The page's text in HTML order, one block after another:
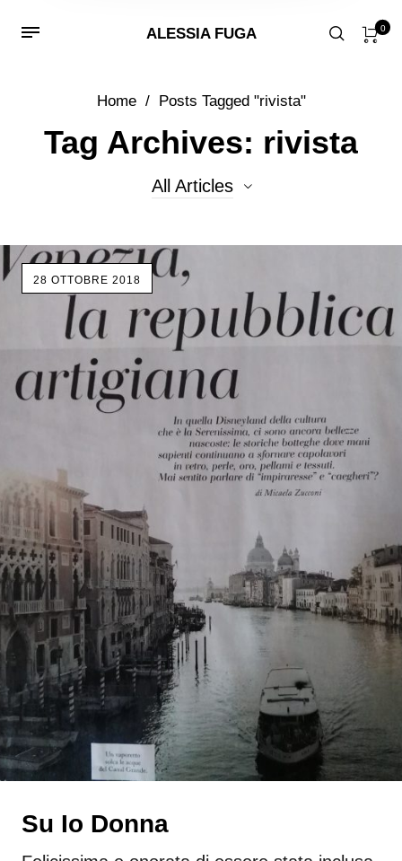
ALESSIA FUGA 0
Home / Posts Tagged "rivista"
Tag Archives: rivista
All Articles
All Articles
Eventi
lavorazione a lume
Senza categoria
Stampa
Vetro
28 OTTOBRE 2018
Su Io Donna